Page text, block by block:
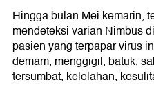
Hingga bulan Mei kemarin,
mendeteksi varian Nimbus
pasien yang terpapar virus
demam, menggigil, batuk,
tersumbat, kelelahan,